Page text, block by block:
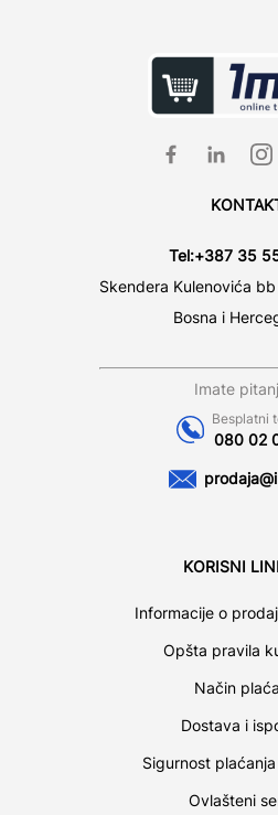
Tel:+387 35
Skendera Kulenovića
Bosna i
Imate
Besplatni
080 02
KORISNI
Informacije o
Opšta pravila
Način
Dostava i
Sigurnost
Ovlašteni